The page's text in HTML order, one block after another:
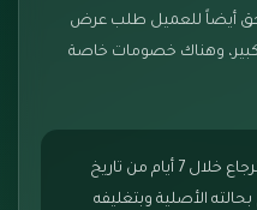
أيضاً للعميل طلب عرض
وهناك خصومات خاصة
يحق للعميل الاستبدال أو الاسترجاع خلال 7 أيام من تاريخ
الأصلية وبتغليفه